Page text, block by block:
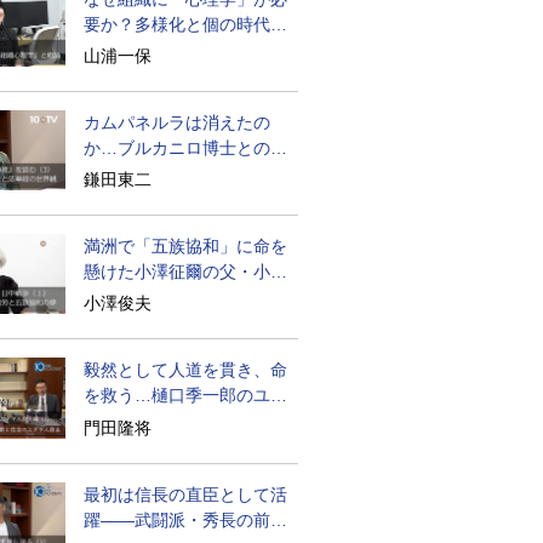
要か？多様化と個の時代の
処方箋
山浦一保
カムパネルラは消えたの
か…ブルカニロ博士との対
話の意味
鎌田東二
満洲で「五族協和」に命を
懸けた小澤征爾の父・小澤
開作
小澤俊夫
毅然として人道を貫き、命
を救う…樋口季一郎のユダ
ヤ人救出
門田隆将
最初は信長の直臣として活
躍――武闘派・秀長の前半